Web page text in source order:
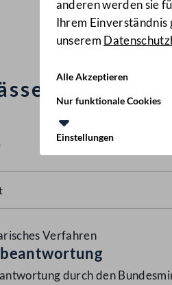
anderen werden sie
Ihrem
unserem
Alle Akzeptieren
Nur funktionale Cookies
Einstellungen
bei
Verfahren
durch den